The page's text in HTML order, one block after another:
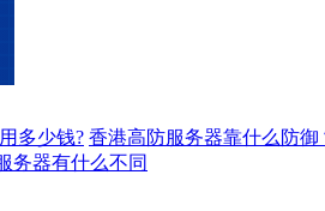
多少钱? 香港高防服务器靠什么防御
务器有什么不同